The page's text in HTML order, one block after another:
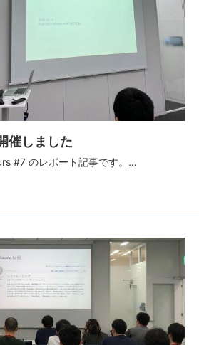
催しました
#7 のレポート記事です。…